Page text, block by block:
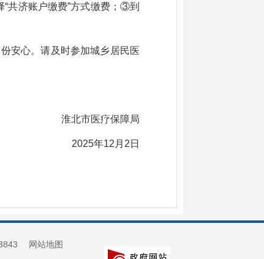
共济账户缴费”方式缴费；③到
安心。请及时参加城乡居民医
淮北市医疗保障局
2025年12月2日
网站地图